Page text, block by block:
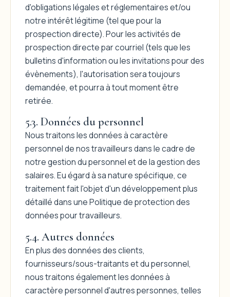
d'obligations légales et réglementaires et/ou
notre intérêt légitime (tel que pour la
prospection directe). Pour les activités de
prospection directe par courriel (tels que les
bulletins d'information ou les invitations pour des
évènements), l'autorisation sera toujours
demandée, et pourra à tout moment être
retirée.
5.3. Données du personnel
Nous traitons les données à caractère
personnel de nos travailleurs dans le cadre de
notre gestion du personnel et de la gestion des
salaires. Eu égard à sa nature spécifique, ce
traitement fait l'objet d'un développement plus
détaillé dans une Politique de protection des
données pour travailleurs.
5.4. Autres données
En plus des données des clients,
fournisseurs/sous-traitants et du personnel,
nous traitons également les données à
caractère personnel d'autres personnes, telles